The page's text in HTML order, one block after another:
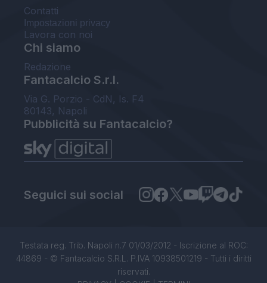
Contatti
Impostazioni privacy
Lavora con noi
Chi siamo
Redazione
Fantacalcio S.r.l.
Via G. Porzio - CdN, Is. F4
80143, Napoli
Pubblicità su Fantacalcio?
Seguici sui social
Testata reg. Trib. Napoli n.7 01/03/2012 - Iscrizione al ROC:
44869 - © Fantacalcio S.R.L. P.IVA 10938501219 - Tutti i diritti
riservati.